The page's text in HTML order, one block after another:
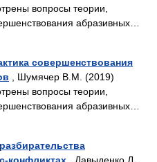
вопросы теории,
абразивных…
совершенствования
, Шумячер В.М. (2019)
вопросы теории,
абразивных…